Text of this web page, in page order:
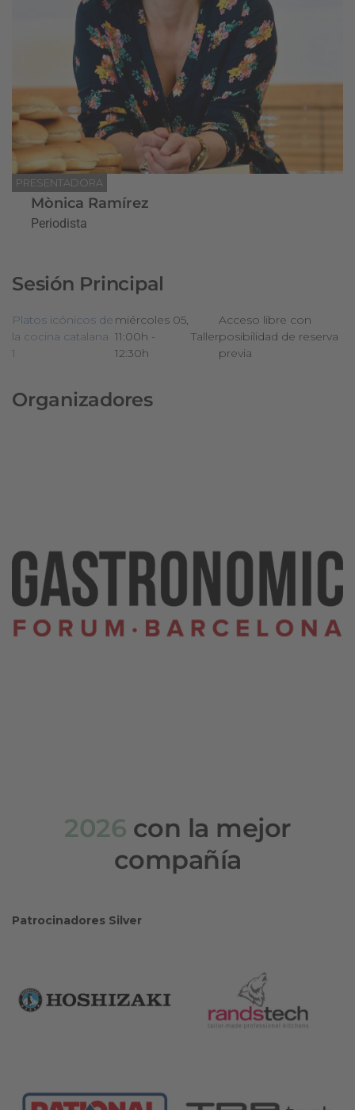
PRESENTADORA
Mònica Ramírez
Periodista
Sesión Principal
Platos icónicos de
la cocina catalana
1
miércoles 05,
11:00h -
12:30h
Taller
Acceso libre con
posibilidad de reserva
previa
Organizadores
2026 con la mejor
compañía
Patrocinadores Silver